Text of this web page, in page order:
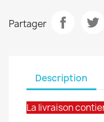
Partager
Description
La livraison